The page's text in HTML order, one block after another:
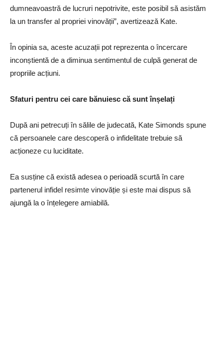
dumneavoastră de lucruri nepotrivite, este posibil să asistăm
la un transfer al propriei vinovății”, avertizează Kate.
În opinia sa, aceste acuzații pot reprezenta o încercare
inconștientă de a diminua sentimentul de culpă generat de
propriile acțiuni.
Sfaturi pentru cei care bănuiesc că sunt înșelați
După ani petrecuți în sălile de judecată, Kate Simonds spune
că persoanele care descoperă o infidelitate trebuie să
acționeze cu luciditate.
Ea susține că există adesea o perioadă scurtă în care
partenerul infidel resimte vinovăție și este mai dispus să
ajungă la o înțelegere amiabilă.